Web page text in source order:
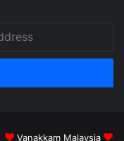
Vanakkam Malaysia